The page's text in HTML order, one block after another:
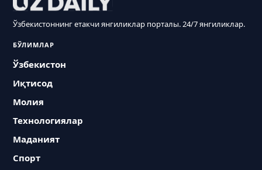
Ўзбекистоннинг етакчи янгиликлар порталы. 24/7 янгиликлар.
БЎЛИМЛАР
Ўзбекистон
Иқтисод
Молия
Технологиялар
Маданият
Спорт